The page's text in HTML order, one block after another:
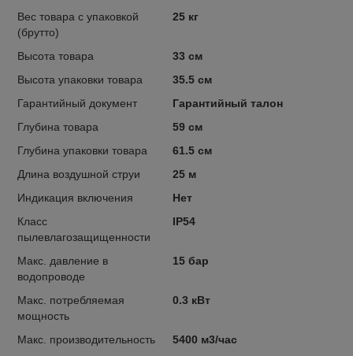
Вес товара с упаковкой
(брутто)
25 кг
Высота товара
33 см
Высота упаковки товара
35.5 см
Гарантийный документ
Гарантийный талон
Глубина товара
59 см
Глубина упаковки товара
61.5 см
Длина воздушной струи
25 м
Индикация включения
Нет
Класс
пылевлагозащищенности
IP54
Макс. давление в
водопроводе
15 бар
Макс. потребляемая
мощность
0.3 кВт
Макс. производительность
5400 м3/час